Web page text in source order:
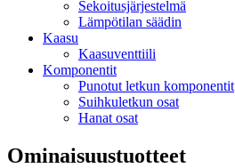
Sekoitusjärjestelmä
Lämpötilan säädin
Kaasu
Kaasuventtiili
Komponentit
Punotut letkun komponentit
Suihkuletkun osat
Hanat osat
Ominaisuustuotteet